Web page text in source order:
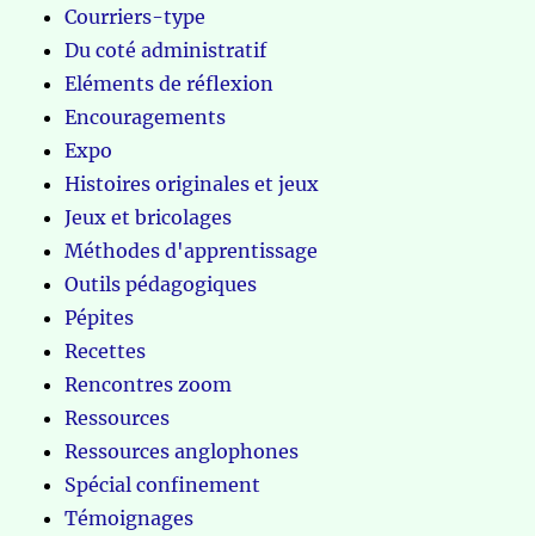
Courriers-type
Du coté administratif
Eléments de réflexion
Encouragements
Expo
Histoires originales et jeux
Jeux et bricolages
Méthodes d'apprentissage
Outils pédagogiques
Pépites
Recettes
Rencontres zoom
Ressources
Ressources anglophones
Spécial confinement
Témoignages